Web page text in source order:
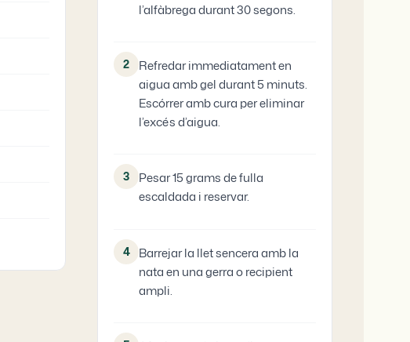
l’alfàbrega durant 30 segons.
2
Refredar immediatament en
aigua amb gel durant 5 minuts.
Escórrer amb cura per eliminar
l’excés d’aigua.
3
Pesar 15 grams de fulla
escaldada i reservar.
4
Barrejar la llet sencera amb la
nata en una gerra o recipient
ampli.